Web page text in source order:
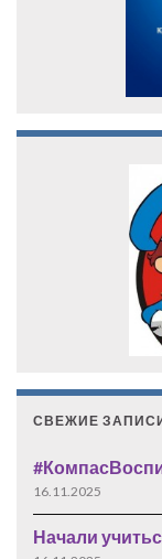
СВЕЖИЕ
16.11.2025
Начали